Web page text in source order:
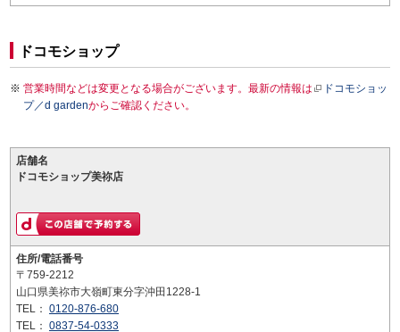
ドコモショップ
営業時間などは変更となる場合がございます。最新の情報は
ドコモショッ
プ／d gardenからご確認ください。
店舗名
ドコモショップ美祢店
住所/電話番号
〒759-2212
山口県美祢市大嶺町東分字沖田1228-1
TEL： 0120-876-680
TEL： 0837-54-0333